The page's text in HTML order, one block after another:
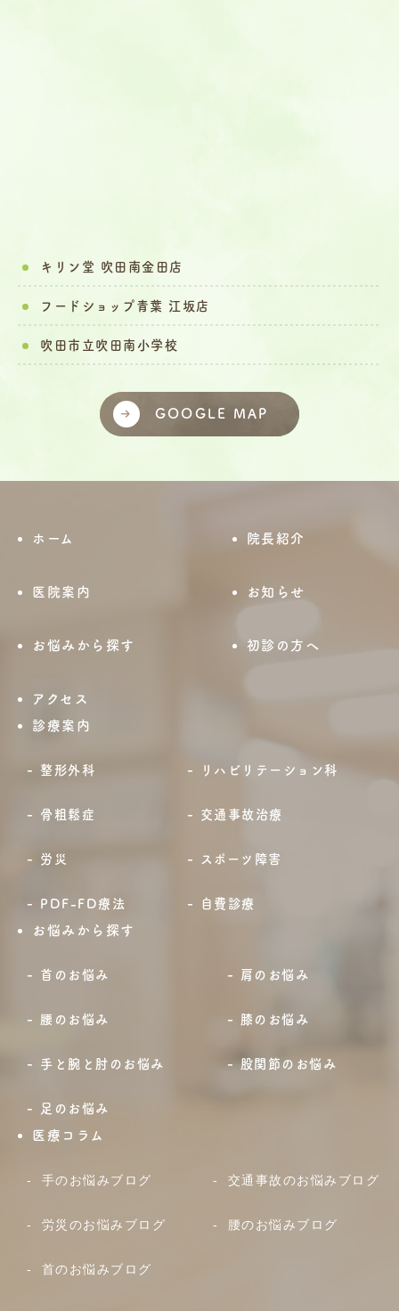
キリン堂 吹田南金田店
フードショップ青葉 江坂店
吹田市立吹田南小学校
GOOGLE MAP
ホーム 院長紹介
医院案内 お知らせ
お悩みから探す 初診の方へ
アクセス
診療案内
整形外科 リハビリテーション科
骨粗鬆症 交通事故治療
労災 スポーツ障害
PDF-FD療法
自費診療
お悩みから探す
首のお悩み 肩のお悩み
腰のお悩み 膝のお悩み
手と腕と肘のお悩み 股関節のお悩み
足のお悩み
医療コラム
手のお悩みブログ 交通事故のお悩みブログ
労災のお悩みブログ 腰のお悩みブログ
首のお悩みブログ